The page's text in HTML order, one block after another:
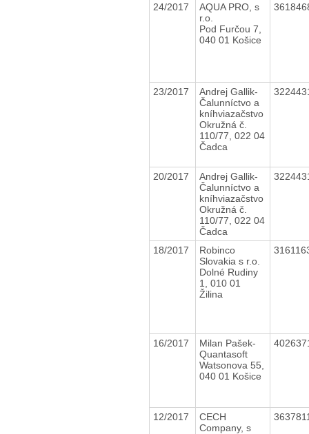
24/2017
AQUA PRO, s
r.o.
Pod Furčou 7,
040 01 Košice
23/2017
Andrej Gallik-
Čalunníctvo a
kníhviazačstvo
Okružná č.
110/77, 022 04
Čadca
20/2017
Andrej Gallik-
Čalunníctvo a
kníhviazačstvo
Okružná č.
110/77, 022 04
Čadca
18/2017
Robinco
Slovakia s r.o.
Dolné Rudiny
1, 010 01
Žilina
16/2017
Milan Pašek-
Quantasoft
Watsonova 55,
040 01 Košice
12/2017
CECH
Company, s